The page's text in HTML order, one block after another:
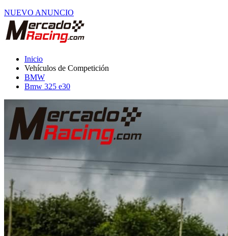
NUEVO ANUNCIO
Inicio
Vehículos de Competición
BMW
Bmw 325 e30